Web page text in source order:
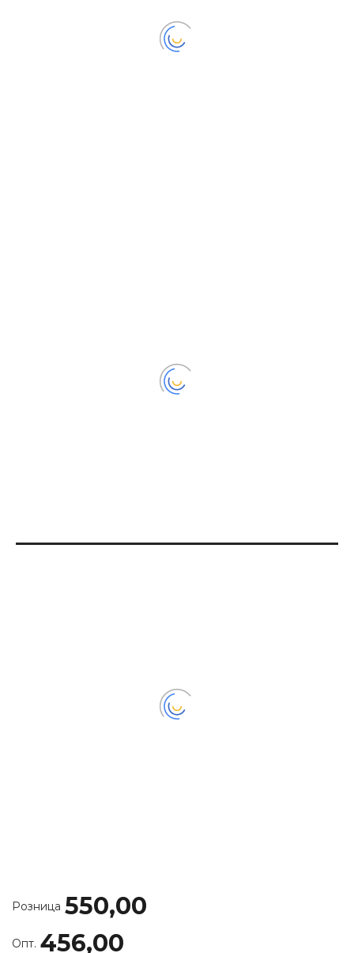
Розница 550,00
Опт. 456,00